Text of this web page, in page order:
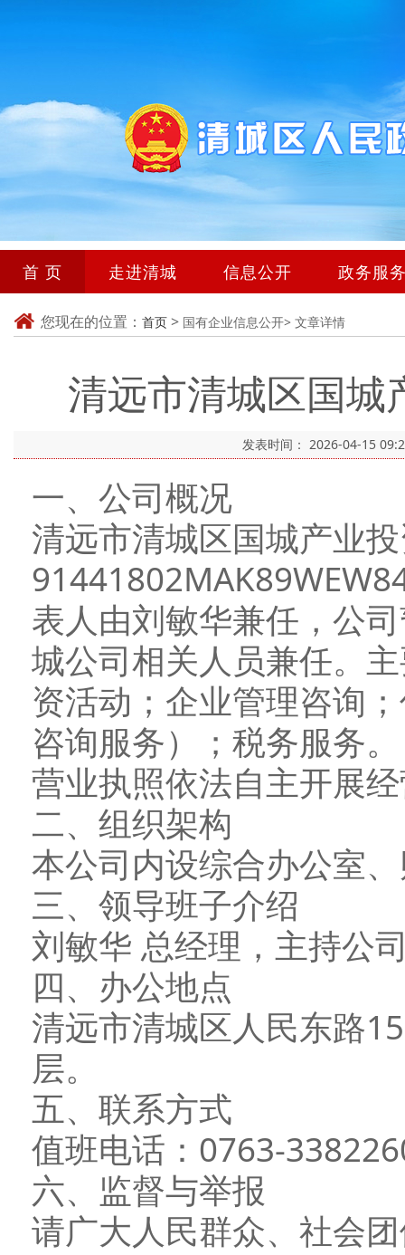
首 页 走进清城 信息公开 政务服
您现在的位置： 首页 > 国有企业信息公开> 文章详情
清远市清城区国城
发表时间： 2026-04-15
一、公司概况
清远市清城区国城产业
表人由刘敏华兼任，公
城公司相关人员兼任。
资活动；企业管理咨询
咨询服务）；税务服务
营业执照依法自主开展
二、组织架构
本公司内设综合办公室
三、领导班子介绍
刘敏华 总经理，主持公
四、办公地点
清远市清城区人民东路
层。
五、联系方式
值班电话：0763-
六、监督与举报
请广大人民群众、社会